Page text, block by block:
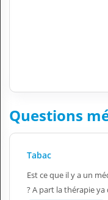
Questions
Tabac
Est ce que il y a un
? A part la thérapie